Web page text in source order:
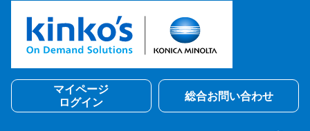
マイページ
ログイン
総合お問い合わせ